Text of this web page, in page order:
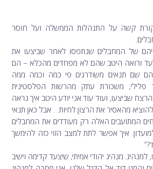
איראן והערבים-- 09/03/2026
מיכאל בן ארי על פרשת השבוע ת...
מיכאל בן ארי על דילמת המנהיגות....
מיכאל בן ארי על פרשת הת...-- 27/02/2026
מיכאל בן ארי על פרשת הת...-- 20/02/2026
מיכאל בן ארי על פרשת הת...
מיכאל בן ארי על פרשת השבוע ת...-- 06/02/2026
חלקם של היהודים הולך ופוחת....-- 03/02/2026
מיכאל בן ארי על פרשת השבוע ת... -- 30/01/2026
קשה על התנהלות הממשלה ועל חוסר
של המחבלים שנתפסו לאחר שביצעו את
ורואה היטב שהם לא מפחדים מהכלא – הם
שם תנאים משודרגים פי כמה וכמה ממה
משכורת עתק מהרשות הפלסטינית
שביצעו, ועוד עוד.אני יודע היטב איך נראה
מהאסיר את הרצון לחיות… אבל כאן תנאי
המתועבים האלה רק מעודדים את המחבלים
איך אפשר לתת למצב הזוי כזה להימשך
מנהיג יהודי אמיתי, שיצעד קדימה וישיב